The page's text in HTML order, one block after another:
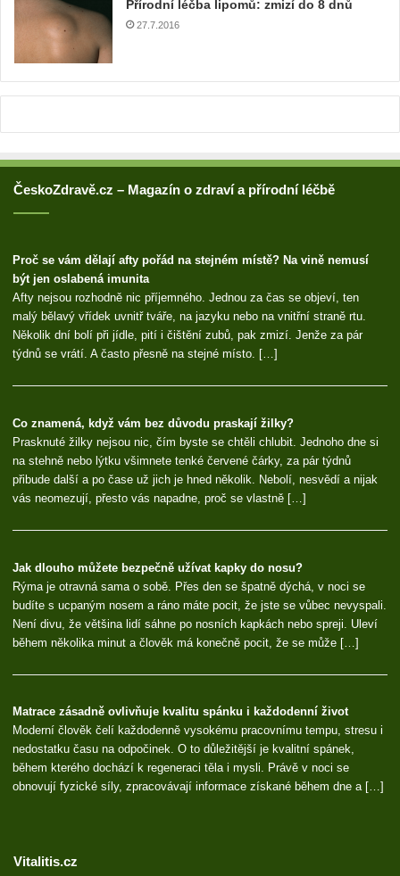
Přírodní léčba lipomů: zmizí do 8 dnů
27.7.2016
ČeskoZdravě.cz – Magazín o zdraví a přírodní léčbě
Proč se vám dělají afty pořád na stejném místě? Na vině nemusí
být jen oslabená imunita
Afty nejsou rozhodně nic příjemného. Jednou za čas se objeví, ten
malý bělavý vřídek uvnitř tváře, na jazyku nebo na vnitřní straně rtu.
Několik dní bolí při jídle, pití i čištění zubů, pak zmizí. Jenže za pár
týdnů se vrátí. A často přesně na stejné místo. […]
Co znamená, když vám bez důvodu praskají žilky?
Prasknuté žilky nejsou nic, čím byste se chtěli chlubit. Jednoho dne si
na stehně nebo lýtku všimnete tenké červené čárky, za pár týdnů
přibude další a po čase už jich je hned několik. Nebolí, nesvědí a nijak
vás neomezují, přesto vás napadne, proč se vlastně […]
Jak dlouho můžete bezpečně užívat kapky do nosu?
Rýma je otravná sama o sobě. Přes den se špatně dýchá, v noci se
budíte s ucpaným nosem a ráno máte pocit, že jste se vůbec nevyspali.
Není divu, že většina lidí sáhne po nosních kapkách nebo spreji. Uleví
během několika minut a člověk má konečně pocit, že se může […]
Matrace zásadně ovlivňuje kvalitu spánku i každodenní život
Moderní člověk čelí každodenně vysokému pracovnímu tempu, stresu i
nedostatku času na odpočinek. O to důležitější je kvalitní spánek,
během kterého dochází k regeneraci těla i mysli. Právě v noci se
obnovují fyzické síly, zpracovávají informace získané během dne a […]
Vitalitis.cz